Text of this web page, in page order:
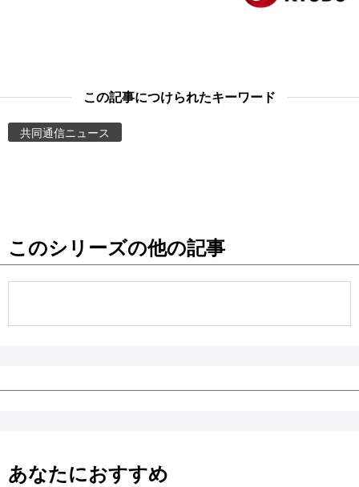
スポーツ・東京2020
Topics
Images
お知らせ
公式SNS
この記事につけられたキーワード
共同通信ニュース
このシリーズの他の記事
あなたにおすすめ